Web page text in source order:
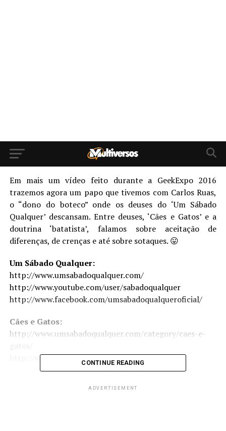
Em mais um vídeo feito durante a GeekExpo 2016
trazemos agora um papo que tivemos com Carlos Ruas,
o “dono do boteco” onde os deuses do ‘Um Sábado
Qualquer’ descansam. Entre deuses, ‘Cães e Gatos’ e a
doutrina ‘batatista’, falamos sobre aceitação de
diferenças, de crenças e até sobre sotaques. 😛
Um Sábado Qualquer:
http://www.umsabadoqualquer.com/
http://www.youtube.com/user/sabadoqualquer
http://www.facebook.com/umsabadoqualqueroficial/
Cães e Gatos:
http://www.umsabadoqualquer.com/category/caes-e-
http://www.facebook.com/caesegatos4/
http://www.umsabadoqualquer.com/category/batatistas/
CONTINUE READING
ADVERTISEMENT